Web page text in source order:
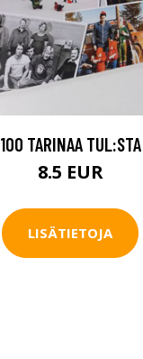
100 TARINAA TUL:STA
8.5 EUR
LISÄTIETOJA